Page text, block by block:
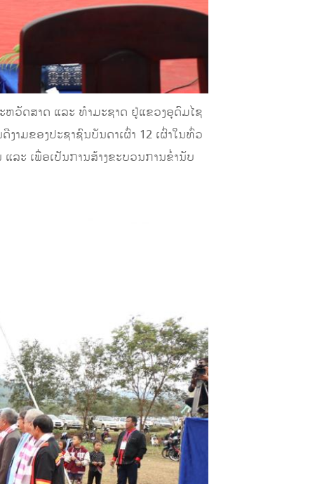
ຫວັດສາດ ແລະ ທຳມະຊາດ ຢູ່ແຂວງອຸດົມໄຊ
ມຂອງປະຊາຊົນບັນດາເຜົ່າ 12 ເຜົ່າໃນທົ່ວ
ລະ ເພື່ອເປັນການສ້າງຂະບວນການຂ່ຳນັບ